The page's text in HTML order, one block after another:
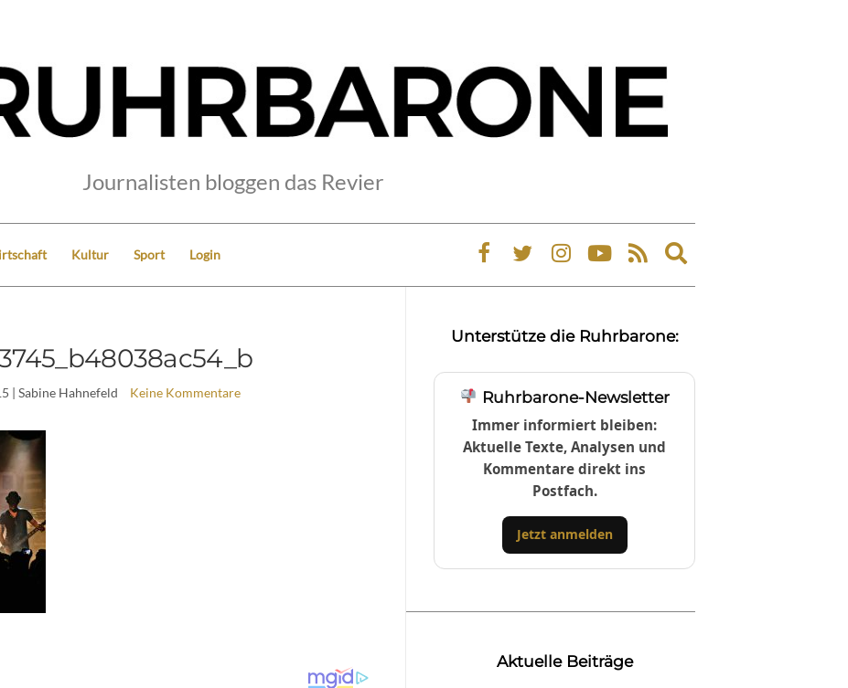
Journalisten bloggen das Revier
Kultur Sport Login
Expand
search
| Sabine Hahnefeld Keine Kommentare
Unterstütze die Ruhrbarone:
Ruhrbarone-Newsletter
Immer informiert bleiben:
Aktuelle Texte, Analysen und
Kommentare direkt ins
Postfach.
Jetzt anmelden
Aktuelle Beiträge